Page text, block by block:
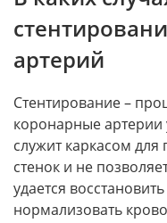
артерий
Стентирование –
коронарные артерии
служит каркасом
стенок и не
удается
нормализовать